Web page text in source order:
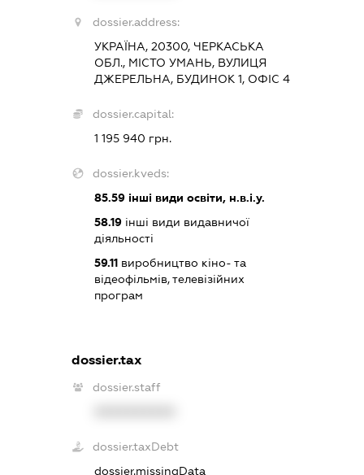
dossier.address:
УКРАЇНА, 20300, ЧЕРКАСЬКА
ОБЛ., МІСТО УМАНЬ, ВУЛИЦЯ
ДЖЕРЕЛЬНА, БУДИНОК 1, ОФІС 4
dossier.capital:
1 195 940 грн.
dossier.kveds:
85.59 інші види освіти, н.в.і.у.
58.19 інші види видавничої
діяльності
59.11 виробництво кіно- та
відеофільмів, телевізійних
програм
dossier.tax
dossier.staff
dossier.taxDebt
dossier.missingData